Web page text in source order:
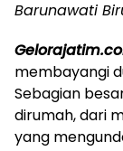
Barunawati
membayangi
Sebagian
dirumah, dari
yang